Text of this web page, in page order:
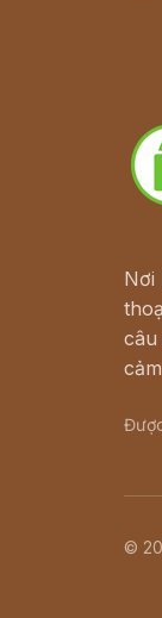
Nơi
câu
©